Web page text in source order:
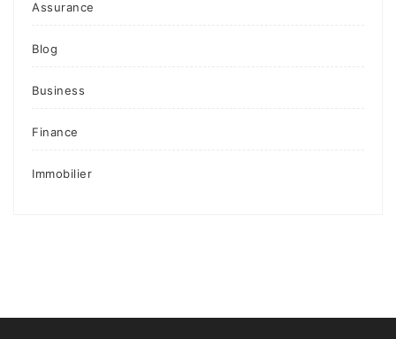
Assurance
Blog
Business
Finance
Immobilier